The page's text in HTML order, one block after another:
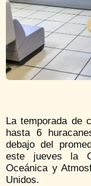
La temporada de
hasta 6
debajo del
este jueves la
Oceánica y
Unidos.